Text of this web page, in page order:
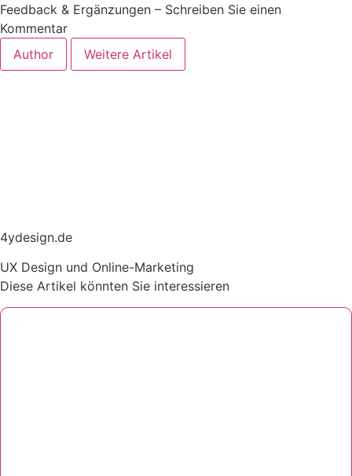
Feedback & Ergänzungen – Schreiben Sie einen
Kommentar
Author
Weitere Artikel
4ydesign.de
UX Design und Online-Marketing
Diese Artikel könnten Sie interessieren